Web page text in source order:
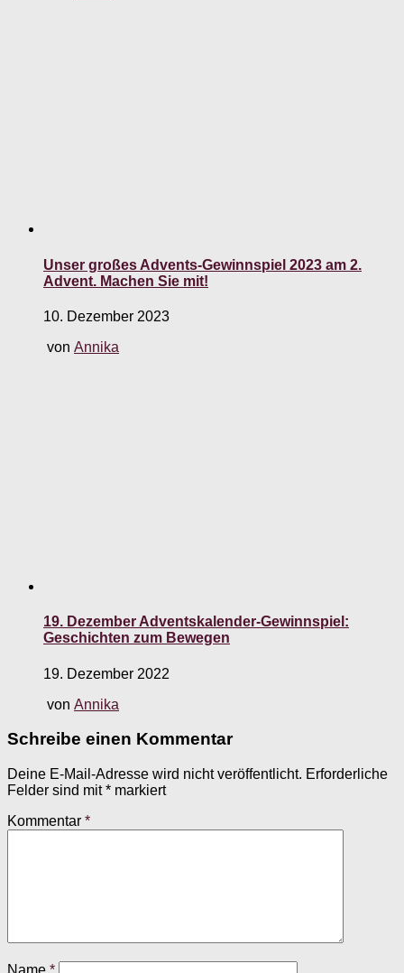
Unser großes Advents-Gewinnspiel 2023 am 2.
Advent. Machen Sie mit!
10. Dezember 2023
von Annika
19. Dezember Adventskalender-Gewinnspiel:
Geschichten zum Bewegen
19. Dezember 2022
von Annika
Schreibe einen Kommentar
Deine E-Mail-Adresse wird nicht veröffentlicht. Erforderliche
Felder sind mit* markiert
Kommentar *
Name *